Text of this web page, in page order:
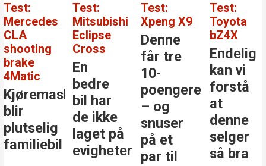
Test:
Mercedes
CLA
shooting
brake
4Matic
Kjøremaskinen
blir
plutselig
familiebil
Test:
Mitsubishi
Eclipse
Cross
En
bedre
bil har
de ikke
laget på
evigheter
Test:
Xpeng X9
Denne
får tre
10-
poengere
– og
snuser
på et
par til
Test:
Toyota
bZ4X
Endelig
kan vi
forstå
at
denne
selger
så bra